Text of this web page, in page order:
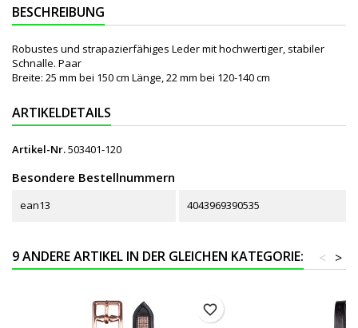
BESCHREIBUNG
Robustes und strapazierfähiges Leder mit hochwertiger, stabiler
Schnalle. Paar
Breite: 25 mm bei 150 cm Länge, 22 mm bei 120-140 cm
ARTIKELDETAILS
Artikel-Nr.503401-120
Besondere Bestellnummern
ean13 4043969390535
9 ANDERE ARTIKEL IN DER GLEICHEN KATEGORIE: >
<
favorite_border